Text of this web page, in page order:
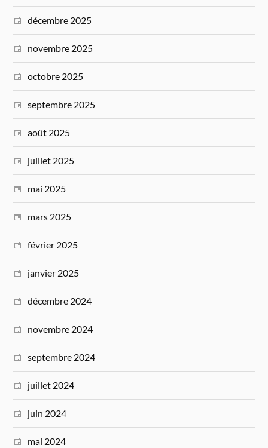
décembre 2025
novembre 2025
octobre 2025
septembre 2025
août 2025
juillet 2025
mai 2025
mars 2025
février 2025
janvier 2025
décembre 2024
novembre 2024
septembre 2024
juillet 2024
juin 2024
mai 2024